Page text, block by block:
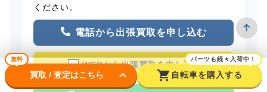
ください。
電話から出張買取を申し込む
WEBから出張買取を申し込む
無料
買取 / 査定はこちら keyboard_arrow_down shopping_cart
パーツも続々入荷中！
自転車を購入する